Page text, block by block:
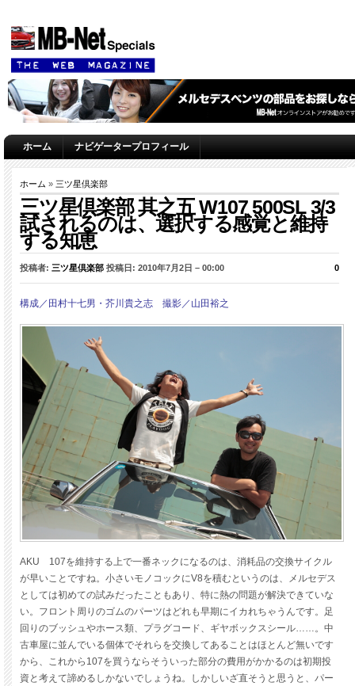
ホーム ナビゲータープロフィール
ホーム » 三ツ星倶楽部
三ツ星倶楽部 其之五 W107 500SL 3/3
試されるのは、選択する感覚と維持
する知恵
投稿者: 三ツ星倶楽部 投稿日: 2010年7月2日 – 00:00 0
構成／田村十七男・芥川貴之志 撮影／山田裕之
AKU 107を維持する上で一番ネックになるのは、消耗品の交換サイクル
が早いことですね。小さいモノコックにV8を積むというのは、メルセデス
としては初めての試みだったこともあり、特に熱の問題が解決できていな
い。フロント周りのゴムのパーツはどれも早期にイカれちゃうんです。足
回りのブッシュやホース類、プラグコード、ギヤボックスシール……。中
古車屋に並んでいる個体でそれらを交換してあることはほとんど無いです
から、これから107を買うならそういった部分の費用がかかるのは初期投
資と考えて諦めるしかないでしょうね。しかしいざ直そうと思うと、パー